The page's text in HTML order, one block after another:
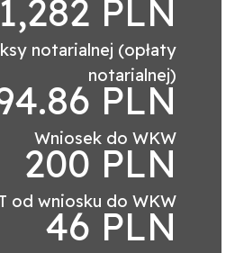
1,282 PLN
notarialnej (opłaty
notarialnej)
PLN
Wniosek do WKW
200 PLN
od wniosku do WKW
46 PLN